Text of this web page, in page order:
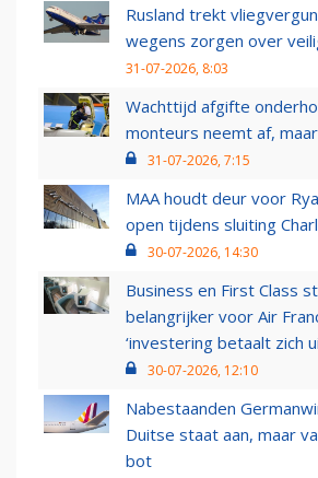
Rusland trekt
wegens zorgen over
31-07-2026, 8:03
Wachttijd afgifte
monteurs neemt af,
31-07-2026, 7:15
MAA houdt deur voor
open tijdens sluiting
30-07-2026, 14:30
Business en First Class
belangrijker voor Air
‘investering betaalt zich
30-07-2026, 12:10
Nabestaanden
Duitse staat aan, maar
bot